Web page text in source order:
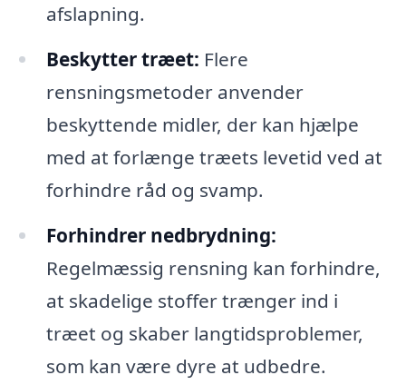
afslapning.
Beskytter træet: Flere
rensningsmetoder anvender
beskyttende midler, der kan hjælpe
med at forlænge træets levetid ved at
forhindre råd og svamp.
Forhindrer nedbrydning:
Regelmæssig rensning kan forhindre,
at skadelige stoffer trænger ind i
træet og skaber langtidsproblemer,
som kan være dyre at udbedre.